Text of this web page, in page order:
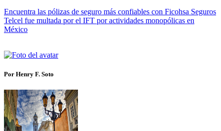
Encuentra las pólizas de seguro más confiables con Ficohsa Seguros
Telcel fue multada por el IFT por actividades monopólicas en
México
Por Henry F. Soto